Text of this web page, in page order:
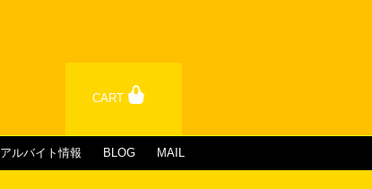
CART
アルバイト情報 BLOG MAIL